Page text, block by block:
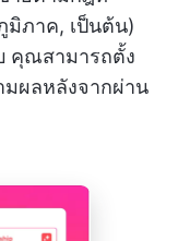
มิภาค, เป็นต้น)
คุณสามารถตั้ง
ผลหลังจากผ่าน